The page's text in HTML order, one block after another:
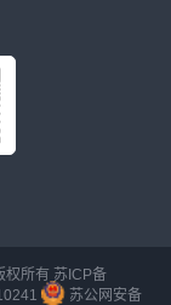
权所有 苏ICP备
苏公网安备